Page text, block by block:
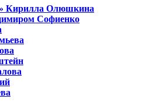
Кирилла Олюшкина
Софиенко